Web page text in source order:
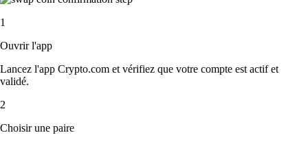
1
Ouvrir l'app
Lancez l'app Crypto.com et vérifiez que votre compte est actif et
validé.
2
Choisir une paire